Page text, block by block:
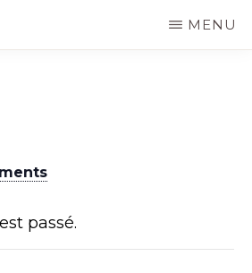
MENU
passé.